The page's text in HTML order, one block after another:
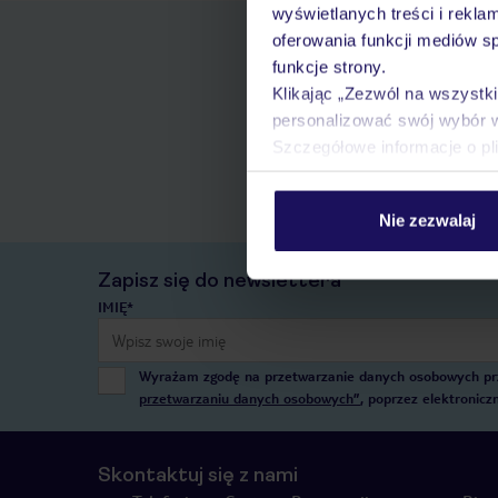
wyświetlanych treści i
oferowania funkcji mediów
funkcje strony.
Klikając „Zezwól na
personalizować swój wybór
Szczegółowe informacje o
Nie zezwalaj
Zapisz się do newslettera
IMIĘ*
Wyrażam zgodę na przetwarzanie danych osobowych
przetwarzaniu danych osobowych”, poprzez
Skontaktuj się z nami